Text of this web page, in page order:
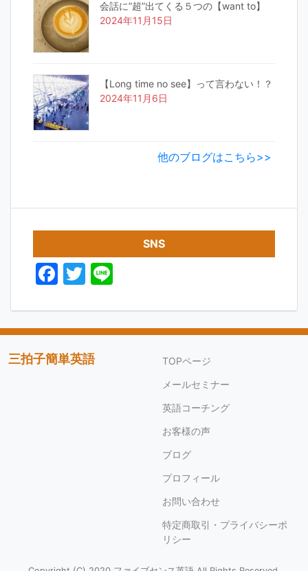
会話に”超”出てくる５つの【want to】
2024年11月15日
【Long time no see】って言わない！？
2024年11月6日
他のブログはこちら>>
SNS
F
c
e
b
T
itt
er
e
三拍子簡単英語
TOPページ
メールセミナー
英語コーチング
お客様の声
ブログ
プロフィール
お問い合わせ
特定商取引・プライバシーポ
リシー